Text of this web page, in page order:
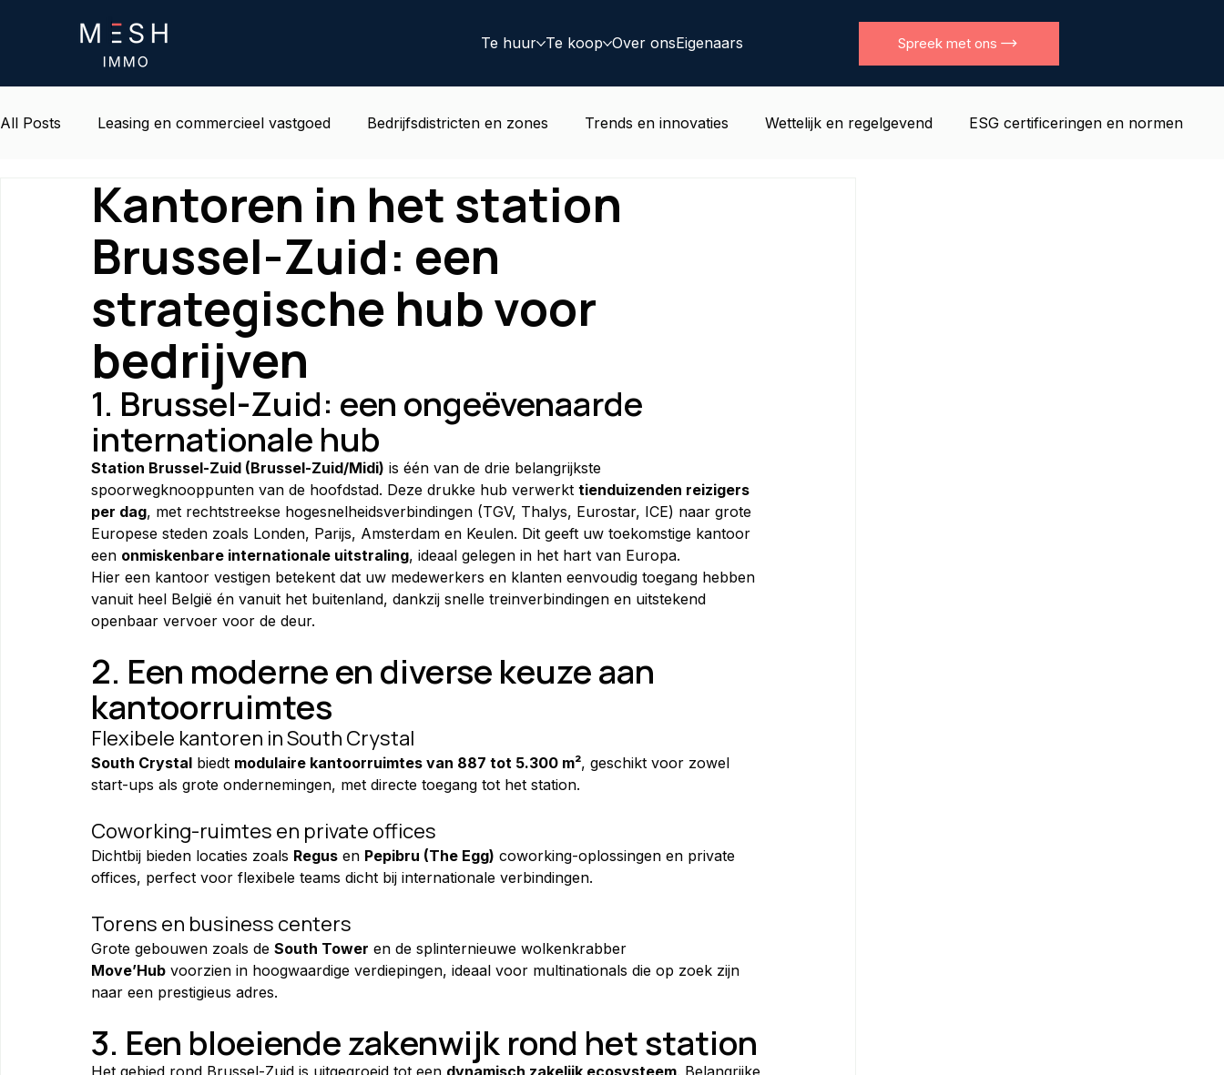
Te huur Te koop Over onsEigenaars Spreek met ons
All Posts Leasing en commercieel vastgoed Bedrijfsdistricten en zones Trends en innovaties Wettelijk en regelgevend ESG certificeringen en normen
Leven en omgeving op het werk Belgisch onroerend goed nieuws Woonwijken
Kantoren in het station
Brussel-Zuid: een
strategische hub voor
bedrijven
1. Brussel-Zuid: een ongeëvenaarde
internationale hub
Station Brussel-Zuid (Brussel-Zuid/Midi) is één van de drie belangrijkste
spoorwegknooppunten van de hoofdstad. Deze drukke hub verwerkt tienduizenden reizigers
per dag, met rechtstreekse hogesnelheidsverbindingen (TGV, Thalys, Eurostar, ICE) naar grote
Europese steden zoals Londen, Parijs, Amsterdam en Keulen. Dit geeft uw toekomstige kantoor
een onmiskenbare internationale uitstraling, ideaal gelegen in het hart van Europa.
Hier een kantoor vestigen betekent dat uw medewerkers en klanten eenvoudig toegang hebben
vanuit heel België én vanuit het buitenland, dankzij snelle treinverbindingen en uitstekend
openbaar vervoer voor de deur.
2. Een moderne en diverse keuze aan
kantoorruimtes
Flexibele kantoren in South Crystal
South Crystal biedt modulaire kantoorruimtes van 887 tot 5.300 m², geschikt voor zowel
start-ups als grote ondernemingen, met directe toegang tot het station.
Coworking-ruimtes en private offices
Dichtbij bieden locaties zoals Regus en Pepibru (The Egg) coworking-oplossingen en private
offices, perfect voor flexibele teams dicht bij internationale verbindingen.
Torens en business centers
Grote gebouwen zoals de South Tower en de splinternieuwe wolkenkrabber
Move’Hub voorzien in hoogwaardige verdiepingen, ideaal voor multinationals die op zoek zijn
naar een prestigieus adres.
3. Een bloeiende zakenwijk rond het station
Het gebied rond Brussel-Zuid is uitgegroeid tot een dynamisch zakelijk ecosysteem. Belangrijke